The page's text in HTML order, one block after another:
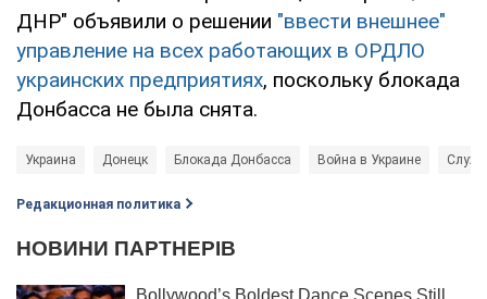
ДНР" объявили о решении "ввести внешнее"
управление на всех работающих в ОРДЛО
украинских предприятиях, поскольку блокада
Донбасса не была снята.
Украина Донецк Блокада Донбасса Война в Украине
Редакционная политика